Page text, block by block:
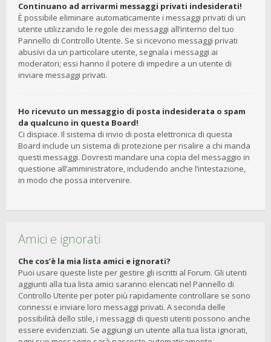
Continuano ad arrivarmi messaggi privati indesiderati!
È possibile eliminare automaticamente i messaggi privati ​​di un
utente utilizzando le regole dei messaggi all’interno del tuo
Pannello di Controllo Utente. Se si ricevono messaggi privati ​​
abusivi da un particolare utente, segnala i messaggi ai
moderatori; essi hanno il potere di impedire a un utente di
inviare messaggi privati​​.
Ho ricevuto un messaggio di posta indesiderata o spam
da qualcuno in questa Board!
Ci dispiace. Il sistema di invio di posta elettronica di questa
Board include un sistema di protezione per risalire a chi manda
questi messaggi. Dovresti mandare una copia del messaggio in
questione all’amministratore, includendo anche l’intestazione,
in modo che possa intervenire.
Amici e ignorati
Che cos’è la mia lista amici e ignorati?
Puoi usare queste liste per gestire gli iscritti al Forum. Gli utenti
aggiunti alla tua lista amici saranno elencati nel Pannello di
Controllo Utente per poter più rapidamente controllare se sono
connessi e inviare loro messaggi privati. A seconda delle
possibilità dello stile, i messaggi di questi utenti possono anche
essere evidenziati. Se aggiungi un utente alla tua lista ignorati,